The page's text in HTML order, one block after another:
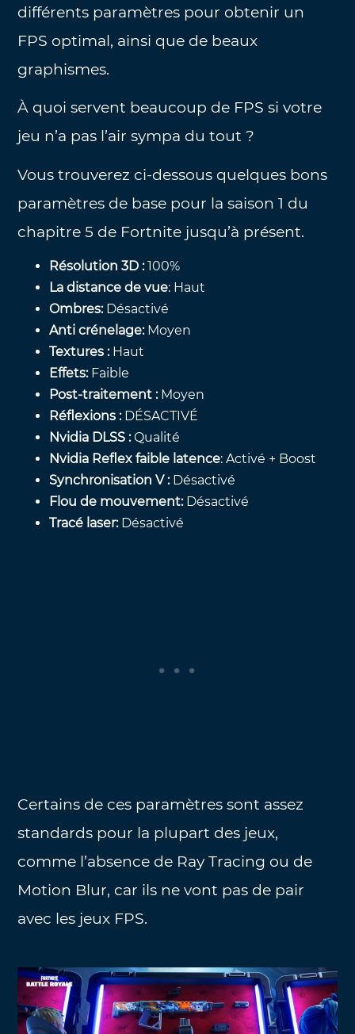
différents paramètres pour obtenir un
FPS optimal, ainsi que de beaux
graphismes.
À quoi servent beaucoup de FPS si votre
jeu n’a pas l’air sympa du tout ?
Vous trouverez ci-dessous quelques bons
paramètres de base pour la saison 1 du
chapitre 5 de Fortnite jusqu’à présent.
Résolution 3D :100%
La distance de vue: Haut
Ombres:Désactivé
Anti crénelage:Moyen
Textures :Haut
Effets:Faible
Post-traitement : Moyen
Réflexions : DÉSACTIVÉ
Nvidia DLSS :Qualité
Nvidia Reflex faible latence: Activé + Boost
Synchronisation V : Désactivé
Flou de mouvement: Désactivé
Tracé laser: Désactivé
Certains de ces paramètres sont assez
standards pour la plupart des jeux,
comme l’absence de Ray Tracing ou de
Motion Blur, car ils ne vont pas de pair
avec les jeux FPS.